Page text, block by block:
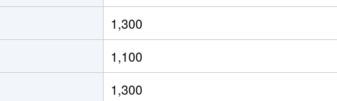
福知山 徒歩20分 100m² 80m²
石原(京都) 徒歩14分 250m² -
福知山 徒歩9分 105m² 155m²
1,300
1,100
1,300